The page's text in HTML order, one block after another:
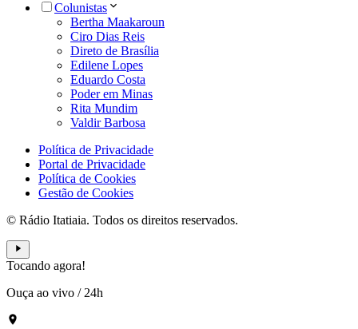
Colunistas
Bertha Maakaroun
Ciro Dias Reis
Direto de Brasília
Edilene Lopes
Eduardo Costa
Poder em Minas
Rita Mundim
Valdir Barbosa
Política de Privacidade
Portal de Privacidade
Política de Cookies
Gestão de Cookies
© Rádio Itatiaia. Todos os direitos reservados.
Tocando agora!
Ouça ao vivo / 24h